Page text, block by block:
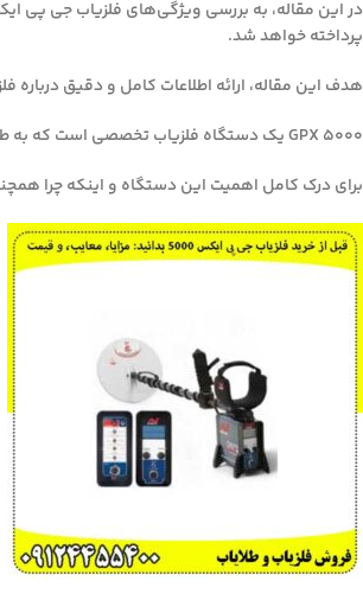
پرداخته خواهد شد.
هدف این مقاله، ارائه اطلاعات کامل و دقیق درباره فلزیاب جی پی ایکس ۵۰۰۰ است تا مخاطبان با آگاهی بیشتری به
GPX 5000 یک دستگاه فلزیاب تخصصی است که به طور خاص برای کاوش طلا و فلزات با ارزش در اعماق زمین و در سخت‌ترین شرایط خاک طراحی شده است.
برای درک کامل اهمیت این دستگاه و اینکه چرا